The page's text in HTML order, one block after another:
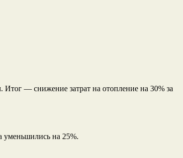
— снижение затрат на отопление на 30% за
уменьшились на 25%.